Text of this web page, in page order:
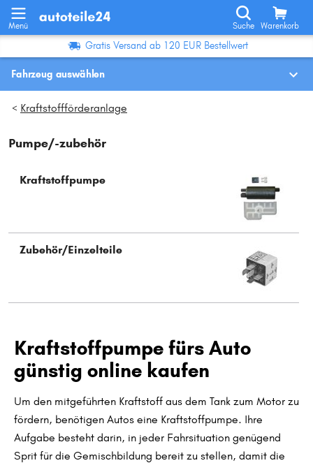
Menü Suche Warenkorb
Gratis Versand ab 120 EUR Bestellwert
Fahrzeug auswählen
Wo finde ich die?
Oder Fahrzeugauswahl nach Kriterien:
Hersteller wählen
> Kraftstoffförderanlage
Pumpe/-zubehör
Kraftstoffpumpe
Zubehör/Einzelteile
Kraftstoffpumpe fürs Auto
günstig online kaufen
Um den mitgeführten Kraftstoff aus dem Tank zum Motor zu
fördern, benötigen Autos eine Kraftstoffpumpe. Ihre
Aufgabe besteht darin, in jeder Fahrsituation genügend
Sprit für die Gemischbildung bereit zu stellen, damit die